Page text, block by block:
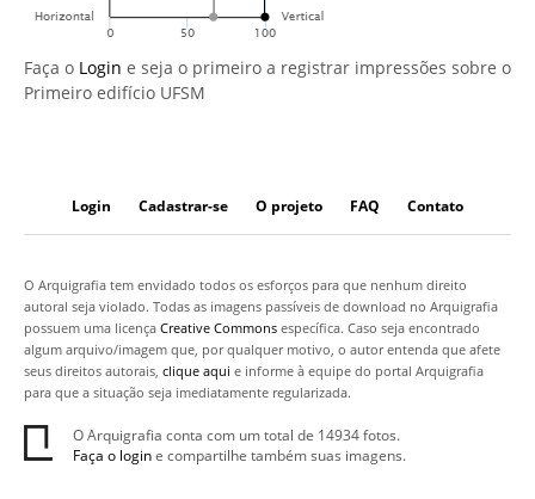
Faça o Login e seja o primeiro a registrar impressões sobre o
Primeiro edifício UFSM
Login Cadastrar-se O projeto FAQ Contato
O Arquigrafia tem envidado todos os esforços para que nenhum direito
autoral seja violado. Todas as imagens passíveis de download no Arquigrafia
possuem uma licença Creative Commons específica. Caso seja encontrado
algum arquivo/imagem que, por qualquer motivo, o autor entenda que afete
seus direitos autorais, clique aqui e informe à equipe do portal Arquigrafia
para que a situação seja imediatamente regularizada.
O Arquigrafia conta com um total de 14934 fotos.
Faça o logine compartilhe também suas imagens.